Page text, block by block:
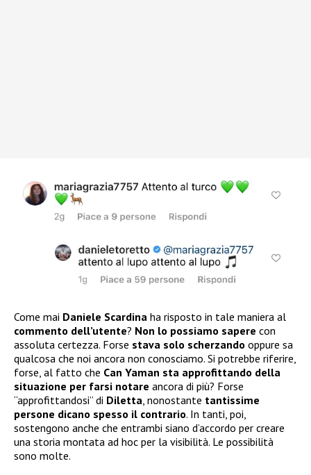
Come mai Daniele Scardina ha risposto in tale maniera al
commento dell’utente? Non lo possiamo sapere con
assoluta certezza. Forse stava solo scherzando oppure sa
qualcosa che noi ancora non conosciamo. Si potrebbe riferire,
forse, al fatto che Can Yaman sta approfittando della
situazione per farsi notare ancora di più? Forse
“approfittandosi” di Diletta , nonostante tantissime
persone dicano spesso il contrario. In tanti, poi,
sostengono anche che entrambi siano d’accordo per creare
una storia montata ad hoc per la visibilità. Le possibilità
sono molte.